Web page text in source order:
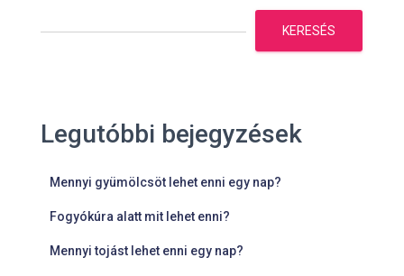
KERESÉS
Legutóbbi bejegyzések
Mennyi gyümölcsöt lehet enni egy nap?
Fogyókúra alatt mit lehet enni?
Mennyi tojást lehet enni egy nap?